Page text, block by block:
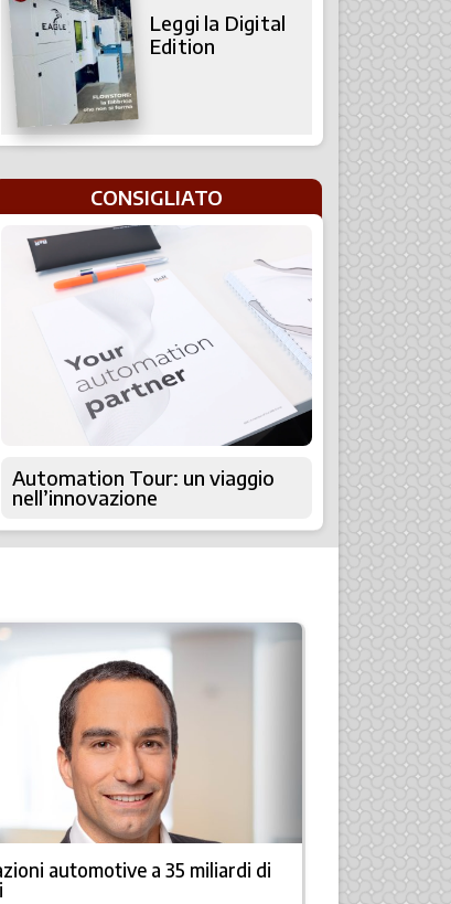
Leggi la Digital
Edition
CONSIGLIATO
Automation Tour: un viaggio
nell’innovazione
automotive a 35 miliardi di
Holonix:
di